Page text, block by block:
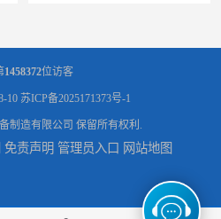
板式油冷却器 润滑油冷却换热装置 设计定制 引风机冷却器供应商 GLL型冷却器支持定制
1458372位访客
10 苏ICP备2025171373号-1
制造有限公司 保留所有权利.
免责声明 管理员入口 网站地图